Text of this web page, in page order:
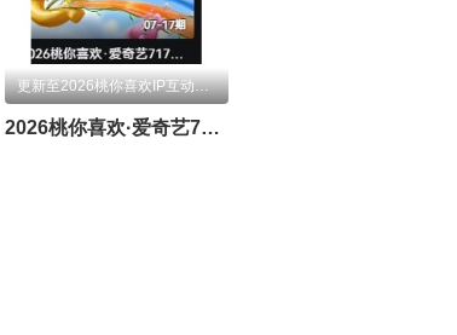
更新至2026桃你喜欢IP互动嘉年华 田曦薇胡一天连线力推《天才，女友》
2026桃你喜欢·爱奇艺717会员节——IP互动嘉年华